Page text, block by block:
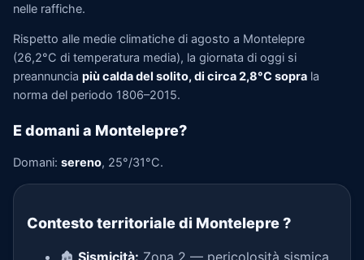
nelle raffiche.
Rispetto alle medie climatiche di agosto a Montelepre
(26,2°C di temperatura media), la giornata di oggi si
preannuncia più calda del solito, di circa 2,8°C sopra la
norma del periodo 1806–2015.
E domani a Montelepre?
Domani: sereno, 25°/31°C.
Contesto territoriale di Montelepre?
🏚️ Sismicità: Zona 2 — pericolosità sismica